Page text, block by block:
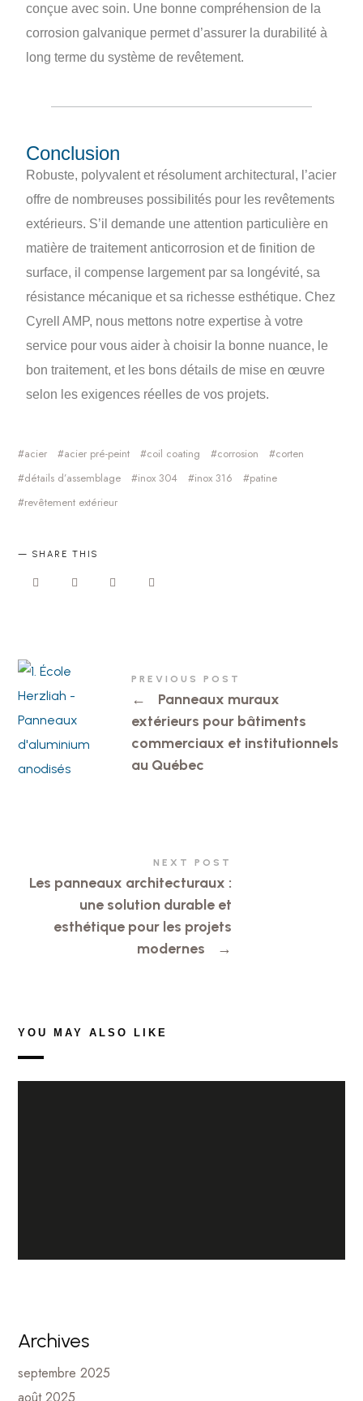
conçue avec soin. Une bonne compréhension de la
corrosion galvanique permet d’assurer la durabilité à
long terme du système de revêtement.
Conclusion
Robuste, polyvalent et résolument architectural, l’acier
offre de nombreuses possibilités pour les revêtements
extérieurs. S’il demande une attention particulière en
matière de traitement anticorrosion et de finition de
surface, il compense largement par sa longévité, sa
résistance mécanique et sa richesse esthétique. Chez
Cyrell AMP, nous mettons notre expertise à votre
service pour vous aider à choisir la bonne nuance, le
bon traitement, et les bons détails de mise en œuvre
selon les exigences réelles de vos projets.
acier acier pré-peint coil coating corrosion
corten
détails d’assemblage
inox 304 inox 316
patine
revêtement extérieur
SHARE THIS
PREVIOUS POST
←
Panneaux muraux
extérieurs pour bâtiments
commerciaux et institutionnels
au Québec
NEXT POST
Les panneaux architecturaux :
une solution durable et
esthétique pour les projets
modernes
→
YOU MAY ALSO LIKE
Archives
septembre 2025